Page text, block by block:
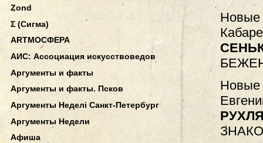
Новые
Новые
Zond
Σ (Сигма)
АRТМОСФЕРА
АИС: Ассоциация искусствоведов
Аргументы и факты
Аргументы и факты. Псков
Аргументы Неделi Санкт-Петербург
Аргументы Недели
Афиша